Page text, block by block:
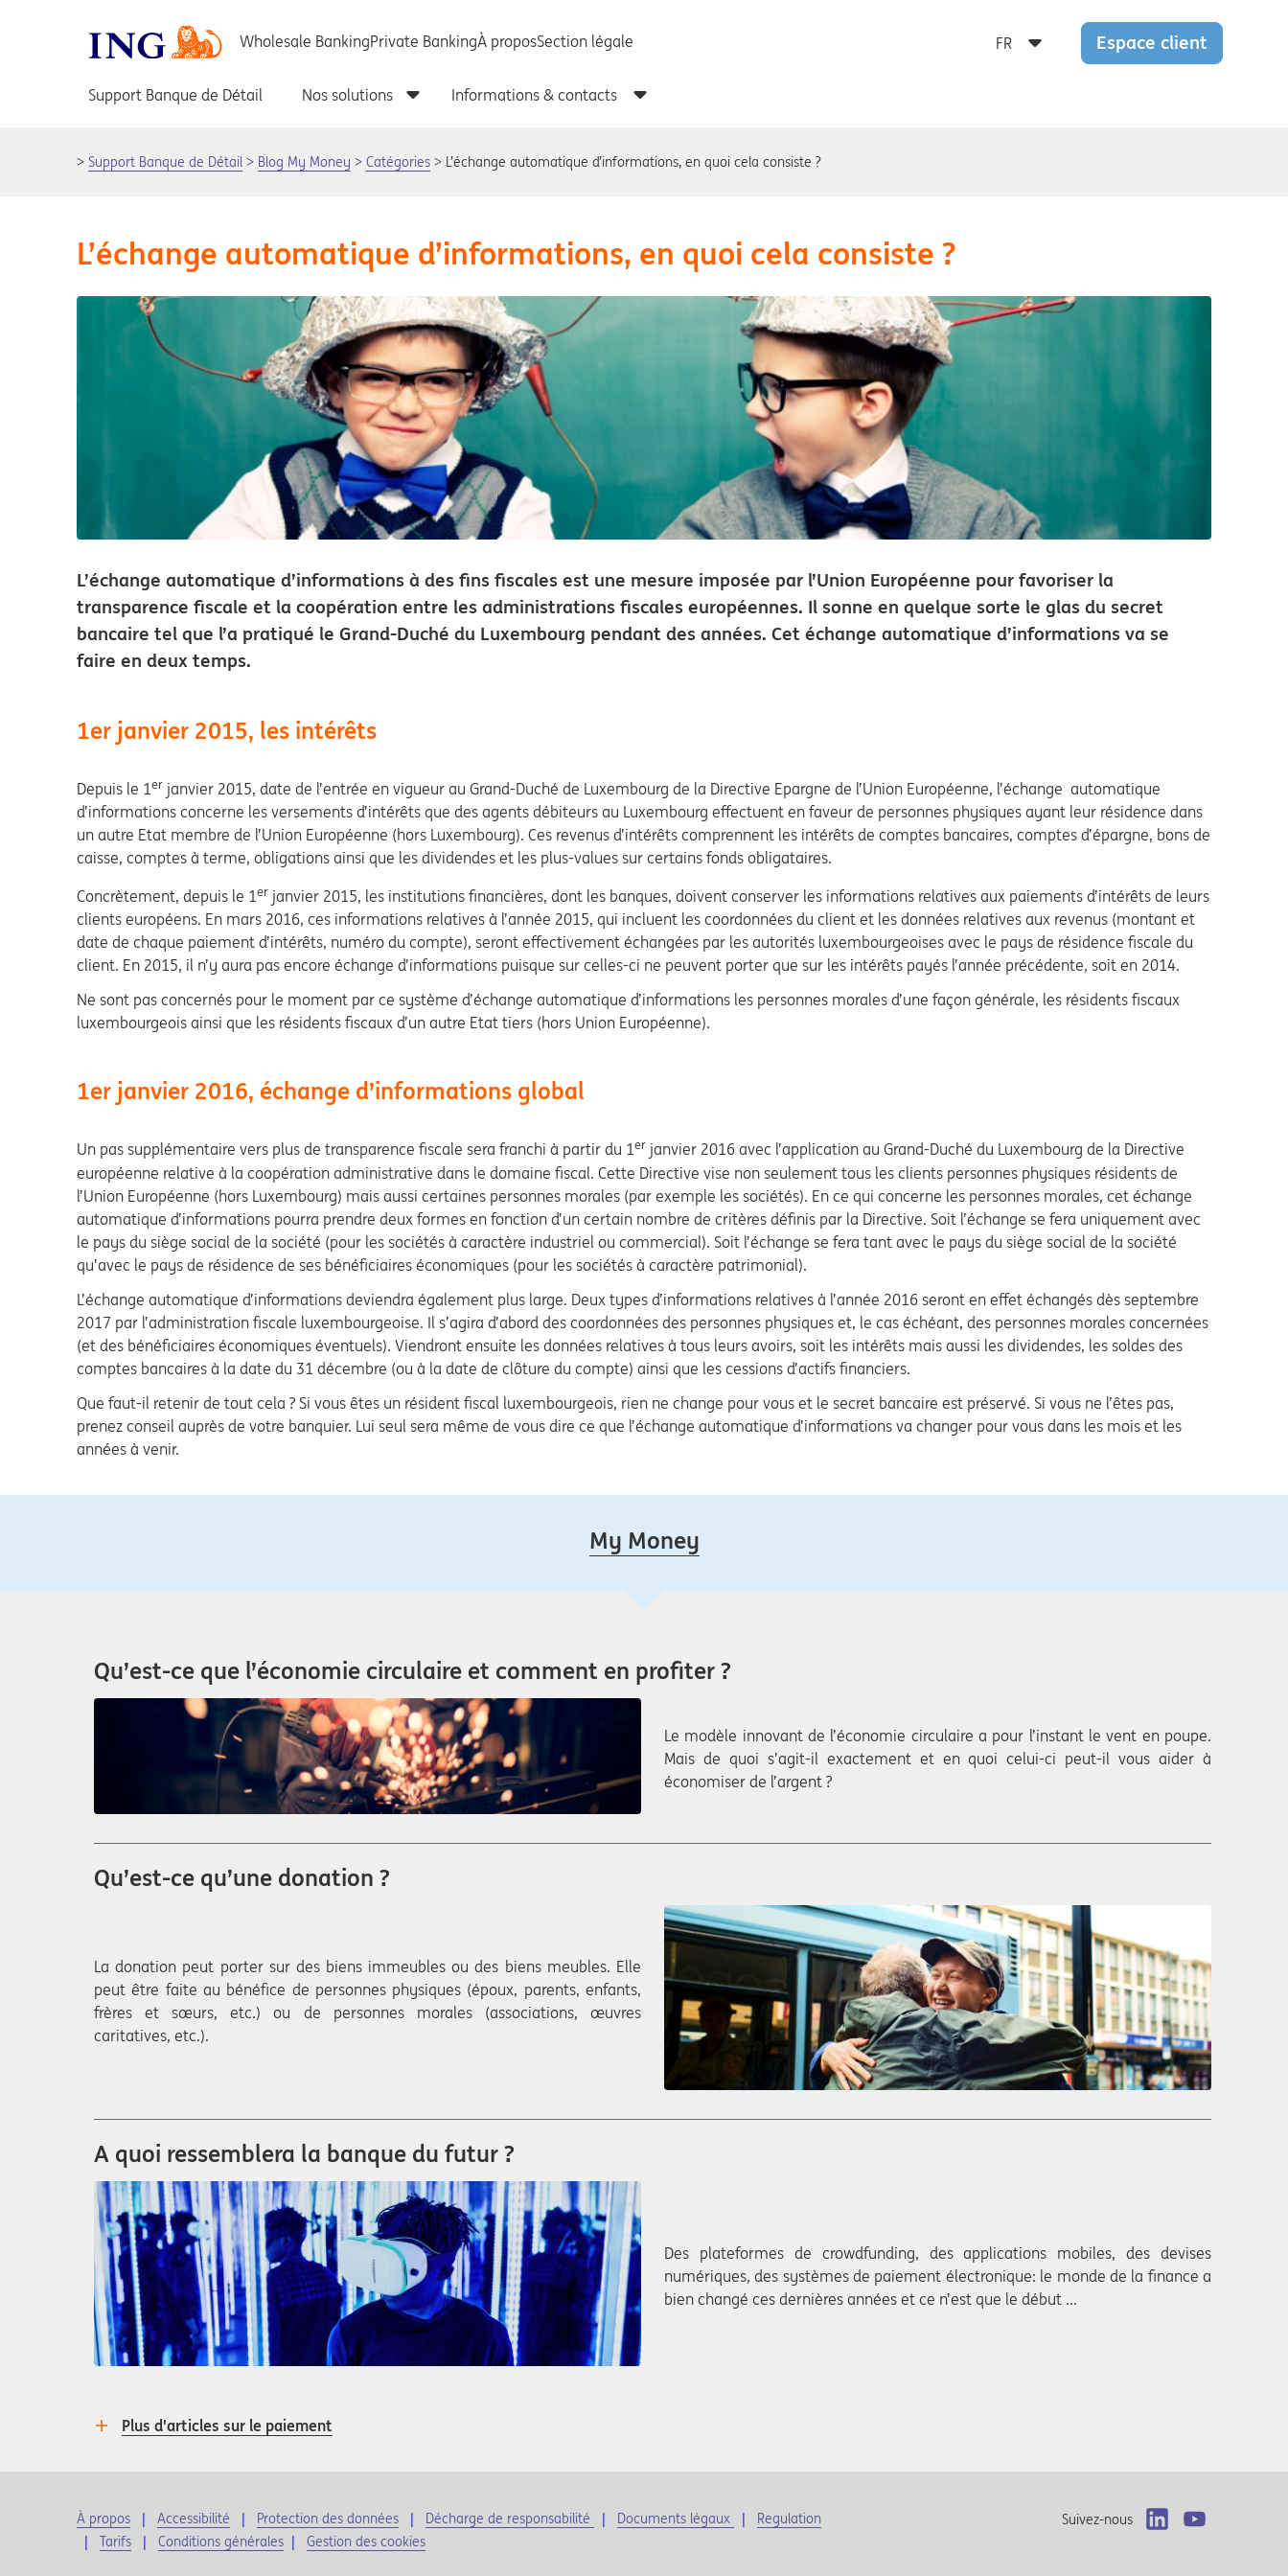
Espace client
Support Banque de Détail Blog My Money Catégories L’échange automatique d’informations, en quoi cela consiste ?
L’échange automatique d’informations, en quoi cela consiste ?
L’échange automatique d’informations à des fins fiscales est une mesure imposée par l’Union Européenne pour favoriser la
transparence fiscale et la coopération entre les administrations fiscales européennes. Il sonne en quelque sorte le glas du secret
bancaire tel que l’a pratiqué le Grand-Duché du Luxembourg pendant des années. Cet échange automatique d’informations va se
faire en deux temps.
1er janvier 2015, les intérêts
Depuis le 1er janvier 2015, date de l’entrée en vigueur au Grand-Duché de Luxembourg de la Directive Epargne de l’Union Européenne, l’échange automatique
d’informations concerne les versements d’intérêts que des agents débiteurs au Luxembourg effectuent en faveur de personnes physiques ayant leur résidence dans
un autre Etat membre de l’Union Européenne (hors Luxembourg). Ces revenus d’intérêts comprennent les intérêts de comptes bancaires, comptes d’épargne, bons de
caisse, comptes à terme, obligations ainsi que les dividendes et les plus-values sur certains fonds obligataires.
Concrètement, depuis le 1er janvier 2015, les institutions financières, dont les banques, doivent conserver les informations relatives aux paiements d’intérêts de leurs
clients européens. En mars 2016, ces informations relatives à l’année 2015, qui incluent les coordonnées du client et les données relatives aux revenus (montant et
date de chaque paiement d’intérêts, numéro du compte), seront effectivement échangées par les autorités luxembourgeoises avec le pays de résidence fiscale du
client. En 2015, il n’y aura pas encore échange d’informations puisque sur celles-ci ne peuvent porter que sur les intérêts payés l’année précédente, soit en 2014.
Ne sont pas concernés pour le moment par ce système d’échange automatique d’informations les personnes morales d’une façon générale, les résidents fiscaux
luxembourgeois ainsi que les résidents fiscaux d’un autre Etat tiers (hors Union Européenne).
1er janvier 2016, échange d’informations global
Un pas supplémentaire vers plus de transparence fiscale sera franchi à partir du 1er janvier 2016 avec l’application au Grand-Duché du Luxembourg de la Directive
européenne relative à la coopération administrative dans le domaine fiscal. Cette Directive vise non seulement tous les clients personnes physiques résidents de
l’Union Européenne (hors Luxembourg) mais aussi certaines personnes morales (par exemple les sociétés). En ce qui concerne les personnes morales, cet échange
automatique d’informations pourra prendre deux formes en fonction d’un certain nombre de critères définis par la Directive. Soit l’échange se fera uniquement avec
le pays du siège social de la société (pour les sociétés à caractère industriel ou commercial). Soit l’échange se fera tant avec le pays du siège social de la société
qu’avec le pays de résidence de ses bénéficiaires économiques (pour les sociétés à caractère patrimonial).
L’échange automatique d’informations deviendra également plus large. Deux types d’informations relatives à l’année 2016 seront en effet échangés dès septembre
2017 par l’administration fiscale luxembourgeoise. Il s’agira d’abord des coordonnées des personnes physiques et, le cas échéant, des personnes morales concernées
(et des bénéficiaires économiques éventuels). Viendront ensuite les données relatives à tous leurs avoirs, soit les intérêts mais aussi les dividendes, les soldes des
comptes bancaires à la date du 31 décembre (ou à la date de clôture du compte) ainsi que les cessions d’actifs financiers.
Que faut-il retenir de tout cela ? Si vous êtes un résident fiscal luxembourgeois, rien ne change pour vous et le secret bancaire est préservé. Si vous ne l’êtes pas,
prenez conseil auprès de votre banquier. Lui seul sera même de vous dire ce que l’échange automatique d’informations va changer pour vous dans les mois et les
années à venir.
My Money
Qu’est-ce que l’économie circulaire et comment en profiter ?
Le modèle innovant de l’économie circulaire a pour l’instant le vent en poupe.
Mais de quoi s’agit-il exactement et en quoi celui-ci peut-il vous aider à
économiser de l’argent ?
Qu’est-ce qu’une donation ?
La donation peut porter sur des biens immeubles ou des biens meubles. Elle
peut être faite au bénéfice de personnes physiques (époux, parents, enfants,
frères et sœurs, etc.) ou de personnes morales (associations, œuvres
caritatives, etc.).
A quoi ressemblera la banque du futur ?
Des plateformes de crowdfunding, des applications mobiles, des devises
numériques, des systèmes de paiement électronique: le monde de la finance a
bien changé ces dernières années et ce n’est que le début ...
Plus d'articles sur le paiement
À propos Accessibilité Protection des données Décharge de responsabilité Documents légaux
Regulation
Tarifs
Conditions générales | Gestion des cookies
Suivez-nous